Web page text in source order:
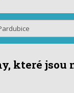
které